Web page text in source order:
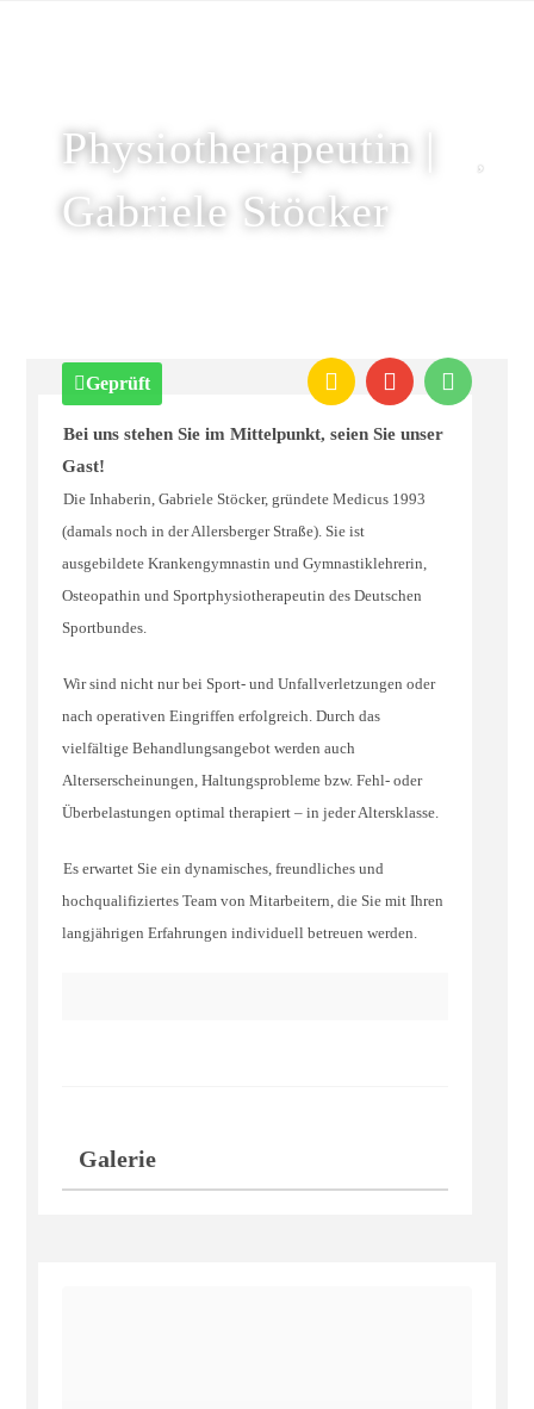
Physiotherapeutin |
Gabriele Stöcker
Geprüft
Bei uns stehen Sie im Mittelpunkt, seien Sie unser
Gast!
Die Inhaberin, Gabriele Stöcker, gründete Medicus 1993
(damals noch in der Allersberger Straße). Sie ist
ausgebildete Krankengymnastin und Gymnastiklehrerin,
Osteopathin und Sportphysiotherapeutin des Deutschen
Sportbundes.
Wir sind nicht nur bei Sport- und Unfallverletzungen oder
nach operativen Eingriffen erfolgreich. Durch das
vielfältige Behandlungsangebot werden auch
Alterserscheinungen, Haltungsprobleme bzw. Fehl- oder
Überbelastungen optimal therapiert – in jeder Altersklasse.
Es erwartet Sie ein dynamisches, freundliches und
hochqualifiziertes Team von Mitarbeitern, die Sie mit Ihren
langjährigen Erfahrungen individuell betreuen werden.
Galerie